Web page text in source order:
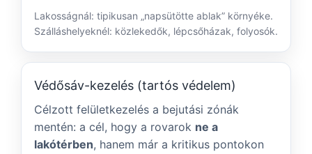
Lakosságnál: tipikusan „napsütötte ablak” környéke.
Szálláshelyeknél: közlekedők, lépcsőházak, folyosók.
Védősáv-kezelés (tartós védelem)
Célzott felületkezelés a bejutási zónák
mentén: a cél, hogy a rovarok ne a
lakótérben, hanem már a kritikus pontokon